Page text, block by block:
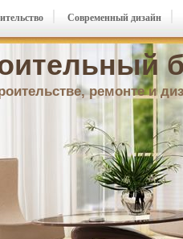
ремонте и
Современный дизайн